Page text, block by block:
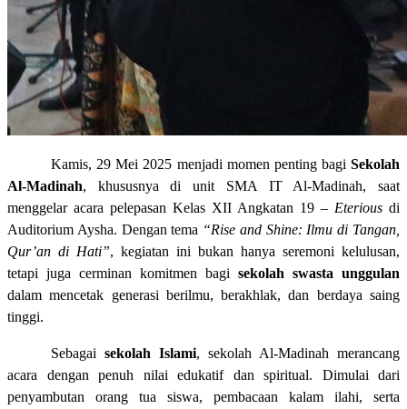
Kamis, 29 Mei 2025 menjadi momen penting bagi Sekolah
Al-Madinah, khususnya di unit SMA IT Al-Madinah, saat
menggelar acara pelepasan Kelas XII Angkatan 19 – Eterious di
Auditorium Aysha. Dengan tema “Rise and Shine: Ilmu di Tangan,
Qur’an di Hati”, kegiatan ini bukan hanya seremoni kelulusan,
tetapi juga cerminan komitmen bagi sekolah swasta unggulan
dalam mencetak generasi berilmu, berakhlak, dan berdaya saing
tinggi.
Sebagai sekolah Islami, sekolah Al-Madinah merancang
acara dengan penuh nilai edukatif dan spiritual. Dimulai dari
penyambutan orang tua siswa, pembacaan kalam ilahi, serta